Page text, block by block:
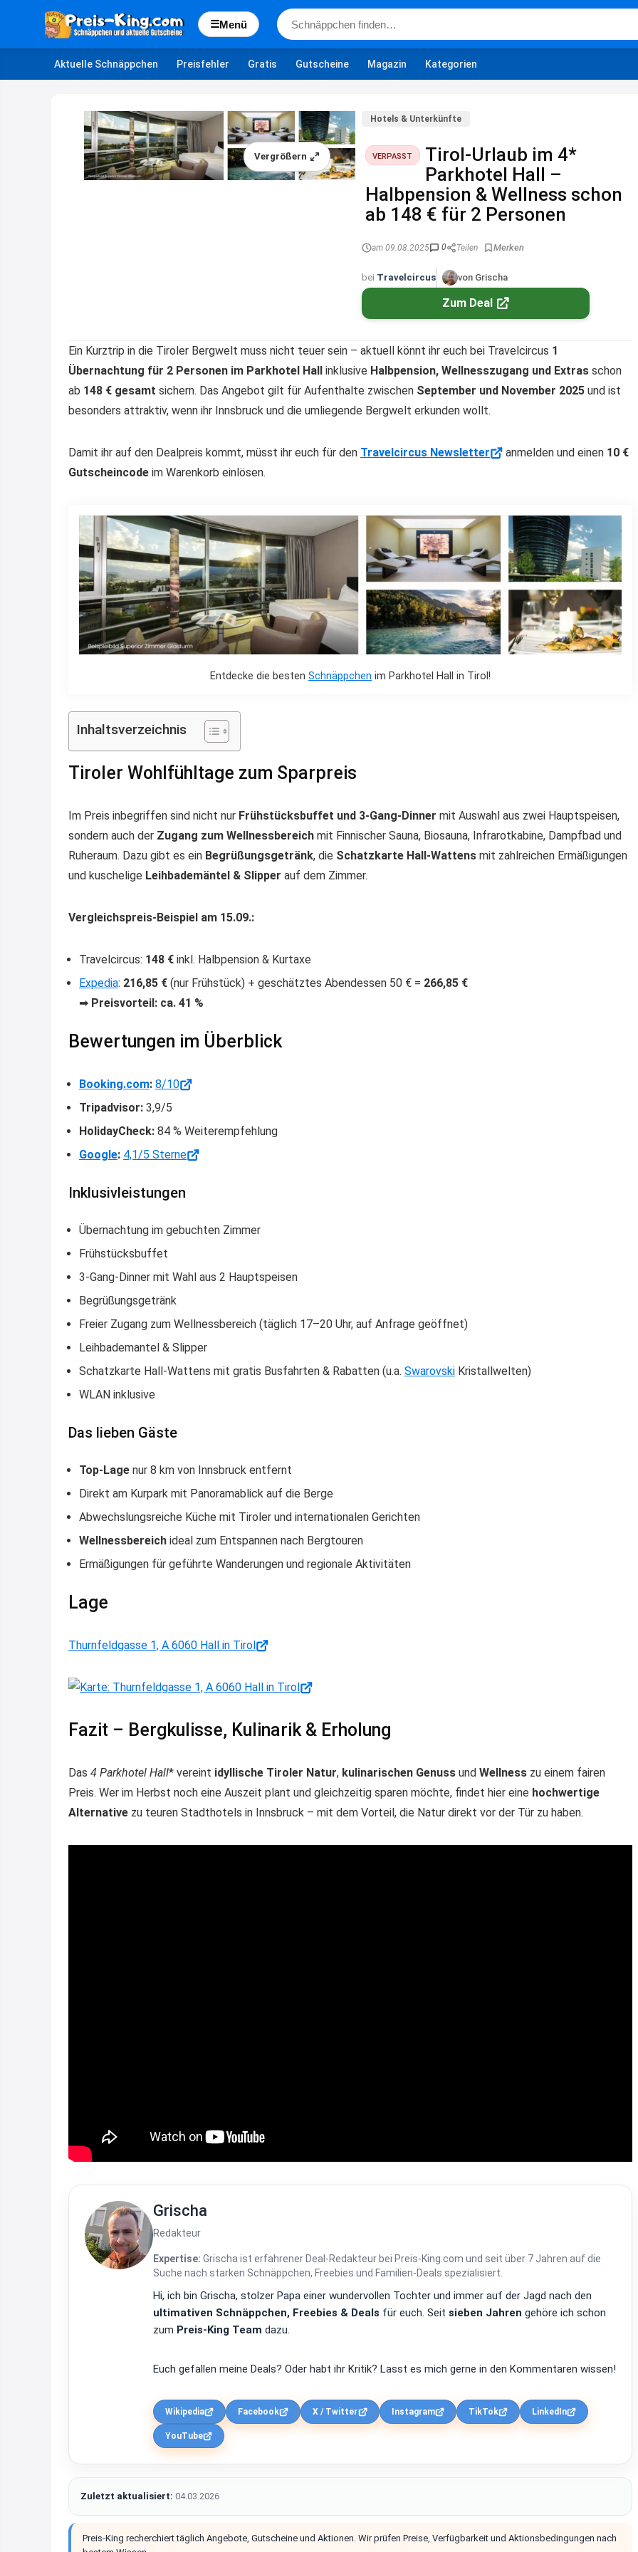
☰Menü
Aktuelle Schnäppchen Preisfehler Gratis Gutscheine Magazin Kategorien
Vergrößern
Hotels & Unterkünfte
VERPASST
Tirol-Urlaub im 4*
Parkhotel Hall –
Halbpension & Wellness schon
ab 148 € für 2 Personen
am 09.08.2025 0 Teilen
bei Travelcircus von Grischa
Zum Deal
Ein Kurztrip in die Tiroler Bergwelt muss nicht teuer sein – aktuell könnt ihr euch bei Travelcircus 1
Übernachtung für 2 Personen im Parkhotel Hall inklusive Halbpension, Wellnesszugang und Extras schon
ab 148 € gesamt sichern. Das Angebot gilt für Aufenthalte zwischen September und November 2025 und ist
besonders attraktiv, wenn ihr Innsbruck und die umliegende Bergwelt erkunden wollt.
Damit ihr auf den Dealpreis kommt, müsst ihr euch für den Travelcircus Newsletter anmelden und einen 10 €
Gutscheincode im Warenkorb einlösen.
Entdecke die besten Schnäppchen im Parkhotel Hall in Tirol!
Inhaltsverzeichnis
Tiroler Wohlfühltage zum Sparpreis
Im Preis inbegriffen sind nicht nur Frühstücksbuffet und 3-Gang-Dinner mit Auswahl aus zwei Hauptspeisen,
sondern auch der Zugang zum Wellnessbereich mit Finnischer Sauna, Biosauna, Infrarotkabine, Dampfbad und
Ruheraum. Dazu gibt es ein Begrüßungsgetränk, die Schatzkarte Hall-Wattens mit zahlreichen Ermäßigungen
und kuschelige Leihbademäntel & Slipper auf dem Zimmer.
Vergleichspreis-Beispiel am 15.09.:
Travelcircus: 148 € inkl. Halbpension & Kurtaxe
Expedia: 216,85 € (nur Frühstück) + geschätztes Abendessen 50 € = 266,85 €
➡ Preisvorteil: ca. 41 %
Bewertungen im Überblick
Booking.com: 8/10
Tripadvisor: 3,9/5
HolidayCheck: 84 % Weiterempfehlung
Google: 4,1/5 Sterne
Inklusivleistungen
Übernachtung im gebuchten Zimmer
Frühstücksbuffet
3-Gang-Dinner mit Wahl aus 2 Hauptspeisen
Begrüßungsgetränk
Freier Zugang zum Wellnessbereich (täglich 17–20 Uhr, auf Anfrage geöffnet)
Leihbademantel & Slipper
Schatzkarte Hall-Wattens mit gratis Busfahrten & Rabatten (u.a. Swarovski Kristallwelten)
WLAN inklusive
Das lieben Gäste
Top-Lage nur 8 km von Innsbruck entfernt
Direkt am Kurpark mit Panoramablick auf die Berge
Abwechslungsreiche Küche mit Tiroler und internationalen Gerichten
Wellnessbereich ideal zum Entspannen nach Bergtouren
Ermäßigungen für geführte Wanderungen und regionale Aktivitäten
Lage
Thurnfeldgasse 1, A 6060 Hall in Tirol
Fazit – Bergkulisse, Kulinarik & Erholung
Das 4 Parkhotel Hall* vereint idyllische Tiroler Natur, kulinarischen Genuss und Wellness zu einem fairen
Preis. Wer im Herbst noch eine Auszeit plant und gleichzeitig sparen möchte, findet hier eine hochwertige
Alternative zu teuren Stadthotels in Innsbruck – mit dem Vorteil, die Natur direkt vor der Tür zu haben.
Grischa
Redakteur
Expertise: Grischa ist erfahrener Deal-Redakteur bei Preis-King.com und seit über 7 Jahren auf die
Suche nach starken Schnäppchen, Freebies und Familien-Deals spezialisiert.
Hi, ich bin Grischa, stolzer Papa einer wundervollen Tochter und immer auf der Jagd nach den
ultimativen Schnäppchen, Freebies & Deals für euch. Seit sieben Jahren gehöre ich schon
zum Preis-King Team dazu.
Euch gefallen meine Deals? Oder habt ihr Kritik? Lasst es mich gerne in den Kommentaren wissen!
Wikipedia Facebook X / Twitter Instagram TikTok LinkedIn
YouTube
Zuletzt aktualisiert: 04.03.2026
Preis-King recherchiert täglich Angebote, Gutscheine und Aktionen. Wir prüfen Preise, Verfügbarkeit und Aktionsbedingungen nach